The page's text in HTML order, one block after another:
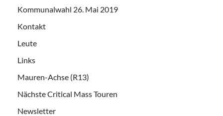
Kommunalwahl 26. Mai 2019
Kontakt
Leute
Links
Mauren-Achse (R13)
Nächste Critical Mass Touren
Newsletter